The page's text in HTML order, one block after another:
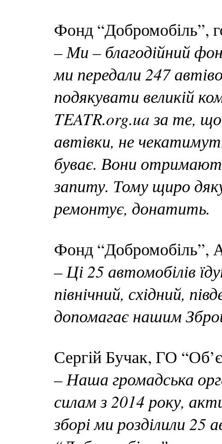
Фонд “Добромобіль”,
– Ми – благодійний
ми передали 247
подякувати великій
TEATR.org.ua за те,
автівки, не
буває. Вони
запиту. Тому щиро
ремонтує, донатить.
Фонд “Добромобіль”,
– Ці 25 автомобілів
північний, східний,
допомагає нашим
Сергій Бучак, ГО
– Наша громадська
силам з 2014 року,
зборі ми розділили 25